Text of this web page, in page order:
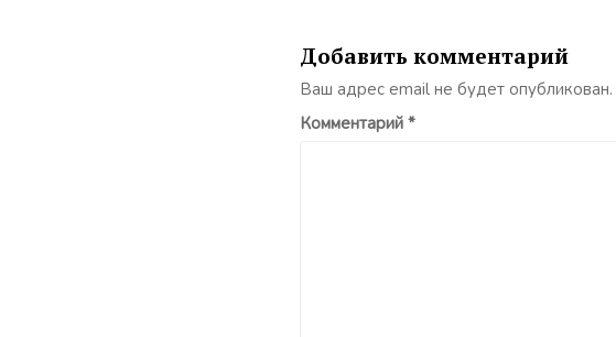
Добавить комментарий
Ваш адрес email не будет опубликован.
Комментарий *